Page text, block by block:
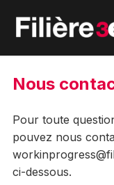
Nous
Pour toute
pouvez nous
ci-dessous.